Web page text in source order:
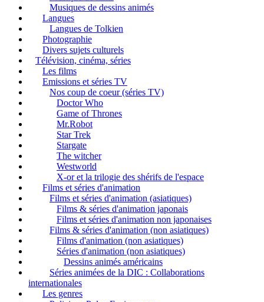
Musiques de dessins animés
Langues
Langues de Tolkien
Photographie
Divers sujets culturels
Télévision, cinéma, séries
Les films
Emissions et séries TV
Nos coup de coeur (séries TV)
Doctor Who
Game of Thrones
Mr.Robot
Star Trek
Stargate
The witcher
Westworld
X-or et la trilogie des shérifs de l'espace
Films et séries d'animation
Films et séries d'animation (asiatiques)
Films & séries d'animation japonais
Films et séries d'animation non japonaises
Films & séries d'animation (non asiatiques)
Films d'animation (non asiatiques)
Séries d'animation (non asiatiques)
Dessins animés américains
Séries animées de la DIC : Collaborations
internationales
Les genres